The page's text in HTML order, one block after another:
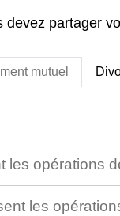
devez partager
mutuel
les opérations
les